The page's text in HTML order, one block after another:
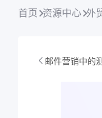
首页 资源中心 外
邮件营销中的